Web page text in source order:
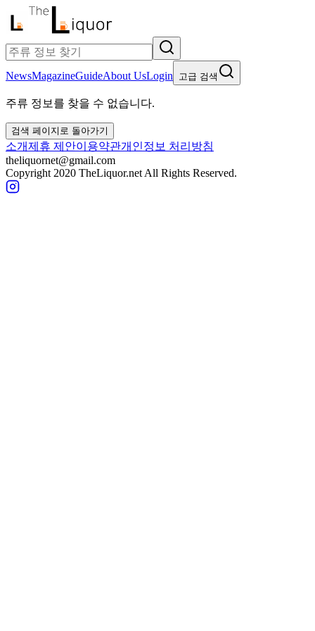
NewsMagazineGuideAbout UsLogin 고급 검색
주류 정보를 찾을 수 없습니다.
검색 페이지로 돌아가기
소개제휴 제안이용약관개인정보 처리방침
theliquornet@gmail.com
Copyright 2020 TheLiquor.net All Rights Reserved.